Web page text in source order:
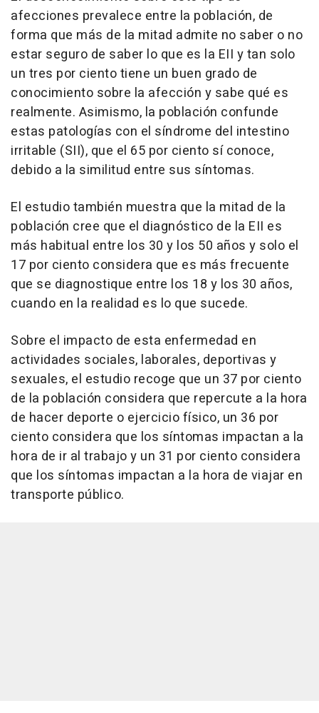
afecciones prevalece entre la población, de
forma que más de la mitad admite no saber o no
estar seguro de saber lo que es la EII y tan solo
un tres por ciento tiene un buen grado de
conocimiento sobre la afección y sabe qué es
realmente. Asimismo, la población confunde
estas patologías con el síndrome del intestino
irritable (SII), que el 65 por ciento sí conoce,
debido a la similitud entre sus síntomas.
El estudio también muestra que la mitad de la
población cree que el diagnóstico de la EII es
más habitual entre los 30 y los 50 años y solo el
17 por ciento considera que es más frecuente
que se diagnostique entre los 18 y los 30 años,
cuando en la realidad es lo que sucede.
Sobre el impacto de esta enfermedad en
actividades sociales, laborales, deportivas y
sexuales, el estudio recoge que un 37 por ciento
de la población considera que repercute a la hora
de hacer deporte o ejercicio físico, un 36 por
ciento considera que los síntomas impactan a la
hora de ir al trabajo y un 31 por ciento considera
que los síntomas impactan a la hora de viajar en
transporte público.